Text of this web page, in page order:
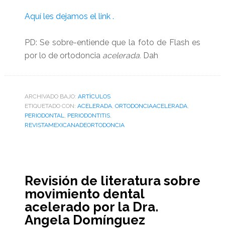
Aquí les dejamos el link .
PD: Se sobre-entiende que la foto de Flash es
por lo de ortodoncia acelerada. Dah
ARCHIVADO BAJO: ARTÌCULOS
ETIQUETADO CON: ACELERADA, ORTODONCIAACELERADA,
PERIODONTAL, PERIODONTITIS,
REVISTAMEXICANADEORTODONCIA
Revisión de literatura sobre
movimiento dental
acelerado por la Dra.
Angela Domínguez